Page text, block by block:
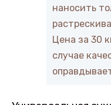
наносить
Цена за 30
случае